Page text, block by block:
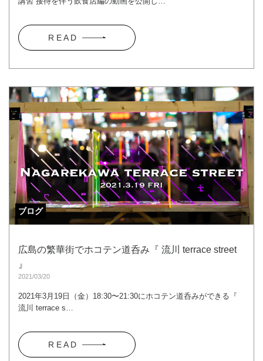
R E A D
ブログ
広島の繁華街でホコテン道呑み『 流川 terrace street
』
2021/03/20
2021年3月19日（金）18:30〜21:30にホコテン道呑みができる『
流川 terrace s…
R E A D